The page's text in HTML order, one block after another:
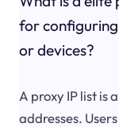
for
or devices?
A proxy IP list is
addresses.